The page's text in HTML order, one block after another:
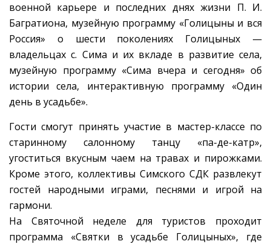
военной карьере и последних днях жизни П. И.
Багратиона, музейную программу «Голицыны и вся
Россия» о шести поколениях Голицыных —
владельцах с. Сима и их вкладе в развитие села,
музейную программу «Сима вчера и сегодня» об
истории села, интерактивную программу «Один
день в усадьбе».
Гости смогут принять участие в мастер-классе по
старинному салонному танцу «па-де-катр»,
угоститься вкусным чаем на травах и пирожками.
Кроме этого, коллективы Симского СДК развлекут
гостей народными играми, песнями и игрой на
гармони.
На Святочной неделе для туристов проходит
программа «Святки в усадьбе Голицыных», где